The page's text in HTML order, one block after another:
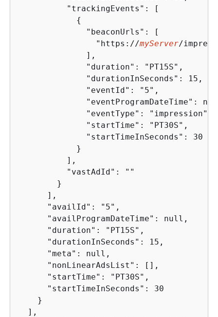
          "trackingEvents": [
{
              "beaconUrls": [
                "https://
myServer/
              ],
              "duration": "PT15S",
              "durationInSeconds": 15,
              "eventId": "5",
"eventProgramDateTime":
              "eventType": "impression",
              "startTime": "PT30S",
              "startTimeInSeconds": 30
            }
          ],
          "vastAdId": ""
        }
      ],
      "availId": "5",
      "availProgramDateTime": null,
      "duration": "PT15S",
      "durationInSeconds": 15,
      "meta": null,
      "nonLinearAdsList": [],
      "startTime": "PT30S",
      "startTimeInSeconds": 30
    }
  ],